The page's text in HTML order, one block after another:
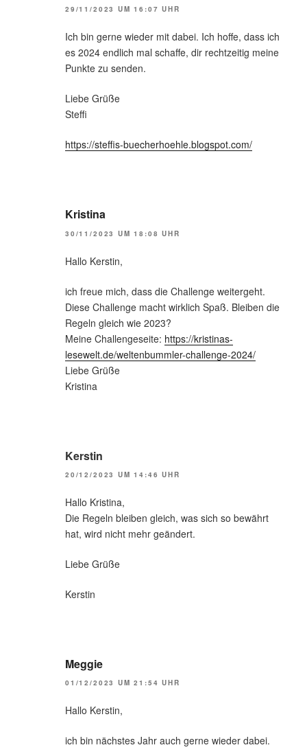
29/11/2023 UM 16:07 UHR
Ich bin gerne wieder mit dabei. Ich hoffe, dass ich
es 2024 endlich mal schaffe, dir rechtzeitig meine
Punkte zu senden.
Liebe Grüße
Steffi
https://steffis-buecherhoehle.blogspot.com/
Kristina
30/11/2023 UM 18:08 UHR
Hallo Kerstin,
ich freue mich, dass die Challenge weitergeht.
Diese Challenge macht wirklich Spaß. Bleiben die
Regeln gleich wie 2023?
Meine Challengeseite: https://kristinas-
lesewelt.de/weltenbummler-challenge-2024/
Liebe Grüße
Kristina
Kerstin
20/12/2023 UM 14:46 UHR
Hallo Kristina,
Die Regeln bleiben gleich, was sich so bewährt
hat, wird nicht mehr geändert.
Liebe Grüße
Kerstin
Meggie
01/12/2023 UM 21:54 UHR
Hallo Kerstin,
ich bin nächstes Jahr auch gerne wieder dabei.